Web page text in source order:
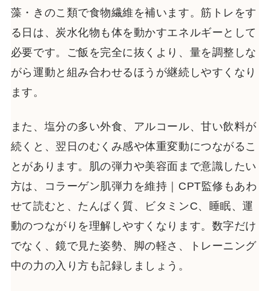
藻・きのこ類で食物繊維を補います。筋トレをす
る日は、炭水化物も体を動かすエネルギーとして
必要です。ご飯を完全に抜くより、量を調整しな
がら運動と組み合わせるほうが継続しやすくなり
ます。
また、塩分の多い外食、アルコール、甘い飲料が
続くと、翌日のむくみ感や体重変動につながるこ
とがあります。肌の弾力や美容面まで意識したい
方は、コラーゲン肌弾力を維持｜CPT監修もあわ
せて読むと、たんぱく質、ビタミンC、睡眠、運
動のつながりを理解しやすくなります。数字だけ
でなく、鏡で見た姿勢、脚の軽さ、トレーニング
中の力の入り方も記録しましょう。